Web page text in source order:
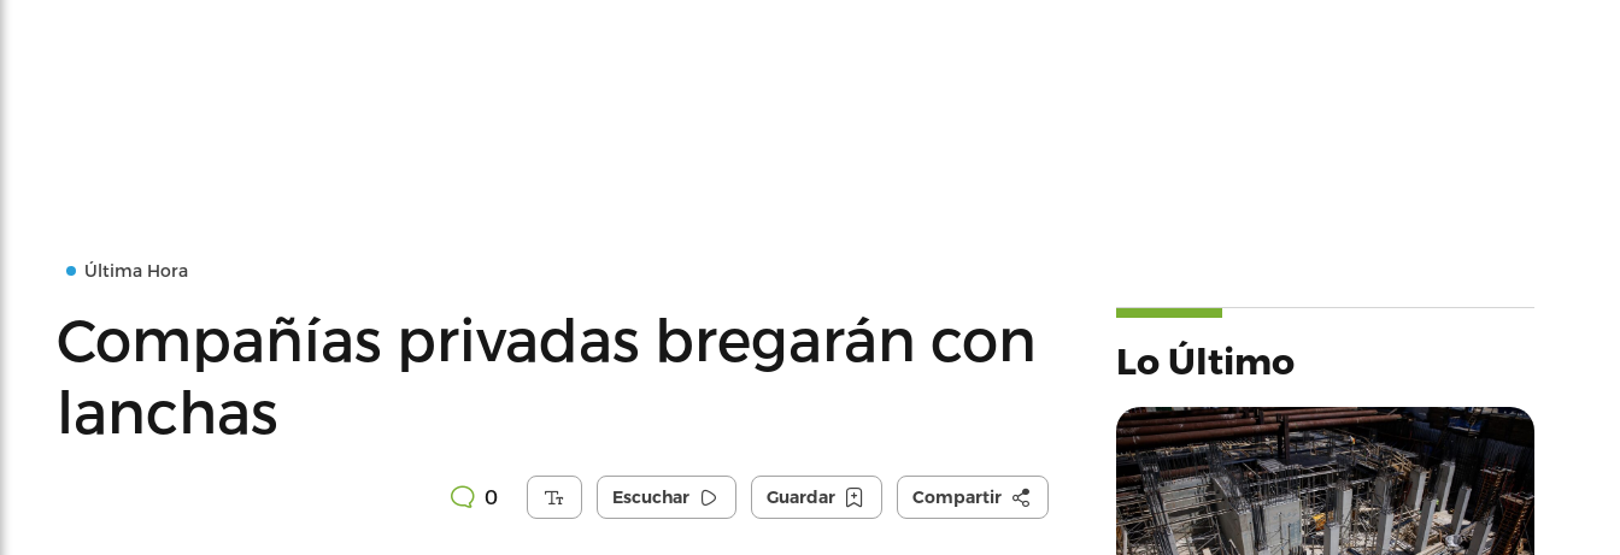
Última Hora
Compañías privadas bregarán con
lanchas
0 Escuchar Guardar Compartir
Lo Último